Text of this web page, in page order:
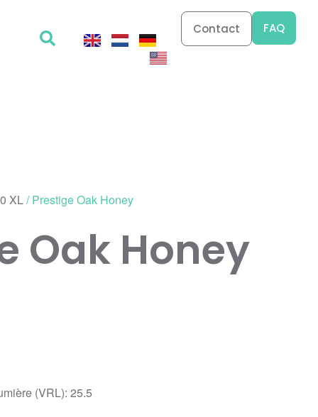
Contact FAQ
XL/ Prestige Oak Honey
Oak Honey
(VRL): 25.5